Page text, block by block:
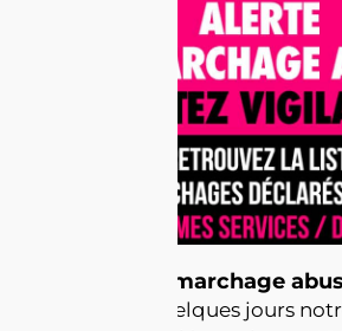
Alerte démarchage
Depuis quelques jours